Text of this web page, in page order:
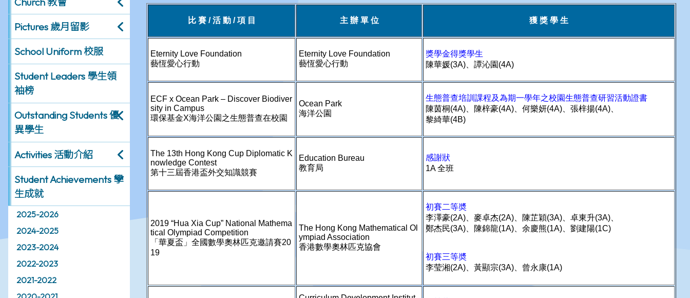
Pictures 歲月留影
School Uniform 校服
Student Leaders 學生領
袖榜
Outstanding Students 優
異學生
Activities 活動介紹
Student Achievements 學
生成就
2025-2026
2024-2025
2023-2024
2022-2023
2021-2022